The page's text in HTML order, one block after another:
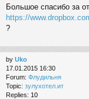
Большое спасибо за
https://
?
by Uko
17.01.2015 16:30
Forum: Флудильня
Topic: зулухотел.ит
Replies: 10